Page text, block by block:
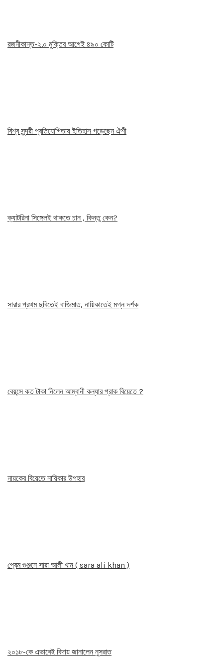
রজনীকান্ত-২.০ মুক্তির আগেই ৪৯০ কোটি
বিশ্ব সুন্দরী প্রতিযোগিতায় ইতিহাস গড়েছেন ঐশী
ক্যাটরিনা সিঙ্গেলই থাকতে চান , কিন্তু কেন?
সারার প্রথম ছবিতেই বাজিমাত, নায়িকাতেই মগ্ন দর্শক
বেয়ন্সে কত টাকা নিলেন আম্বানী কন্যার প্রাক বিয়েতে ?
নায়কের বিয়েতে নায়িকার উপহার
প্রেম গুঞ্জনে সারা আলী খান ( sara ali khan )
২০১৮-কে এভাবেই বিদায় জানালেন নুসরাত